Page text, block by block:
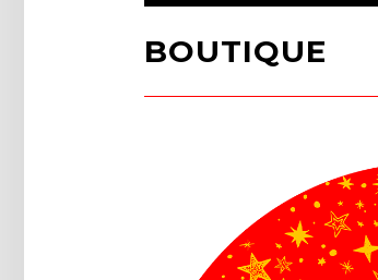
BOUTIQUE